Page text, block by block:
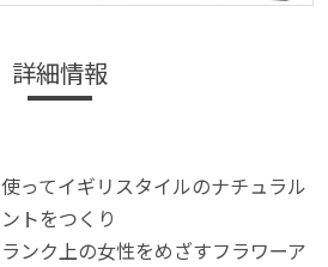
詳細情報
ってイギリスタイルのナチュラル
トをつくり
ンク上の女性をめざすフラワーア